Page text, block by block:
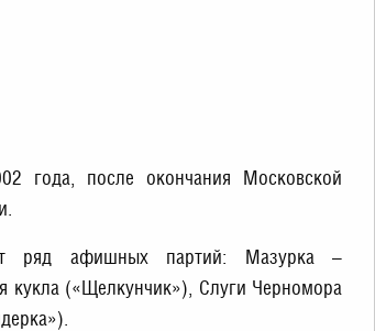
года, после окончания Московской
ряд афишных партий: Мазурка –
кукла («Щелкунчик»), Слуги Черномора